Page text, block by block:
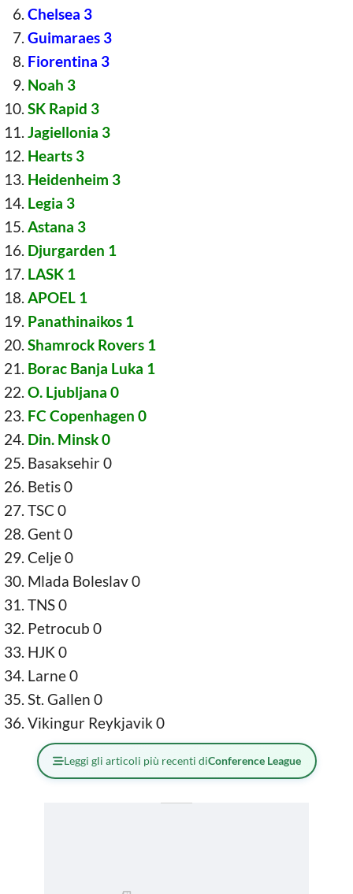
Chelsea 3
Guimaraes 3
Fiorentina 3
Noah 3
SK Rapid 3
Jagiellonia 3
Hearts 3
Heidenheim 3
Legia 3
Astana 3
Djurgarden 1
LASK 1
APOEL 1
Panathinaikos 1
Shamrock Rovers 1
Borac Banja Luka 1
O. Ljubljana 0
FC Copenhagen 0
Din. Minsk 0
Basaksehir 0
Betis 0
TSC 0
Gent 0
Celje 0
Mlada Boleslav 0
TNS 0
Petrocub 0
HJK 0
Larne 0
St. Gallen 0
Vikingur Reykjavik 0
Leggi gli articoli più recenti diConference League